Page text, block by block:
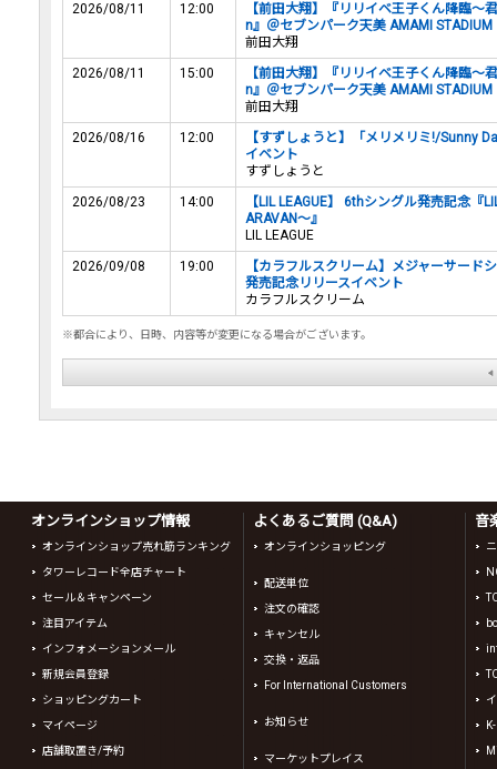
2026/08/11
12:00
【前田大翔】『リリイベ王子くん降臨〜
n』＠セブンパーク天美 AMAMI STADIUM
前田大翔
2026/08/11
15:00
【前田大翔】『リリイベ王子くん降臨〜
n』＠セブンパーク天美 AMAMI STADIUM
前田大翔
2026/08/16
12:00
【すずしょうと】「メリメリミ!/Sunny
イベント
すずしょうと
2026/08/23
14:00
【LIL LEAGUE】 6thシングル発売記念『
ARAVAN～』
LIL LEAGUE
2026/09/08
19:00
【カラフルスクリーム】メジャーサード
発売記念リリースイベント
カラフルスクリーム
※都合により、日時、内容等が変更になる場合がございます。
オンラインショップ情報
オンラインショップ売れ筋ランキング
タワーレコード全店チャート
セール＆キャンペーン
注目アイテム
インフォメーションメール
新規会員登録
ショッピングカート
マイページ
店舗取置き/予約
よくあるご質問 (Q&A)
オンラインショッピング
配送単位
注文の確認
キャンセル
交換・返品
For International Customers
お知らせ
マーケットプレイス
音